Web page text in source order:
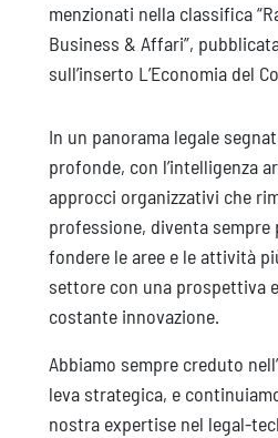
menzionati nella classifica
Business & Affari”,
sull’inserto L’Economia del
In un panorama legale
profonde, con l’intelligenza
approcci organizzativi che
professione, diventa
fondere le aree e le attività
settore con una prospettiva
costante innovazione.
Abbiamo sempre creduto
leva strategica, e
nostra expertise nel legal-